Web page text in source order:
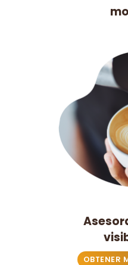
OBTENER